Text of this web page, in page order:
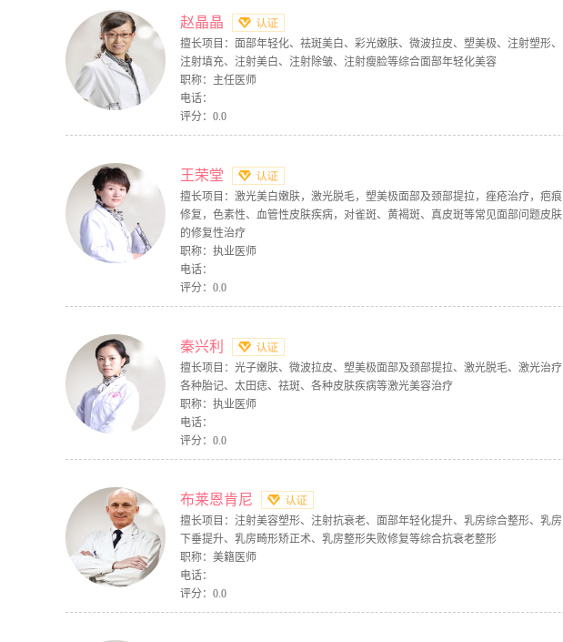
赵晶晶
擅长项目：面部年轻化、祛斑美白、彩光嫩肤、微波拉皮、塑美极、注射塑形、
注射填充、注射美白、注射除皱、注射瘦脸等综合面部年轻化美容
职称：主任医师
电话：
评分：0.0
王荣堂
擅长项目：激光美白嫩肤，激光脱毛，塑美极面部及颈部提拉，痤疮治疗，疤痕
修复，色素性、血管性皮肤疾病，对雀斑、黄褐斑、真皮斑等常见面部问题皮肤
的修复性治疗
职称：执业医师
电话：
评分：0.0
秦兴利
擅长项目：光子嫩肤、微波拉皮、塑美极面部及颈部提拉、激光脱毛、激光治疗
各种胎记、太田痣、祛斑、各种皮肤疾病等激光美容治疗
职称：执业医师
电话：
评分：0.0
布莱恩肯尼
擅长项目：注射美容塑形、注射抗衰老、面部年轻化提升、乳房综合整形、乳房
下垂提升、乳房畸形矫正术、乳房整形失败修复等综合抗衰老整形
职称：美籍医师
电话：
评分：0.0